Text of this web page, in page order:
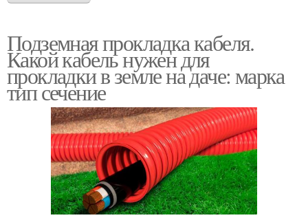
Подземная прокладка кабеля.
Какой кабель нужен для
прокладки в земле на даче: марка
тип сечение